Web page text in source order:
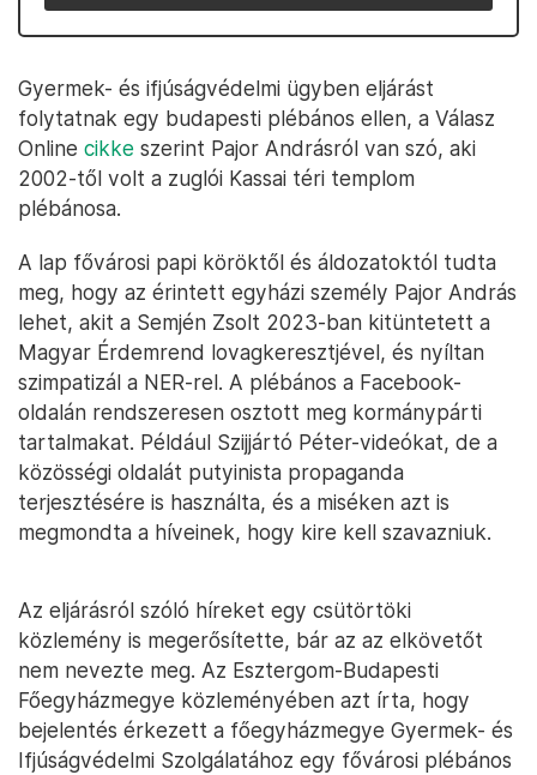
Gyermek- és ifjúságvédelmi ügyben eljárást
folytatnak egy budapesti plébános ellen, a Válasz
Online cikke szerint Pajor Andrásról van szó, aki
2002-től volt a zuglói Kassai téri templom
plébánosa.
A lap fővárosi papi köröktől és áldozatoktól tudta
meg, hogy az érintett egyházi személy Pajor András
lehet, akit a Semjén Zsolt 2023-ban kitüntetett a
Magyar Érdemrend lovagkeresztjével, és nyíltan
szimpatizál a NER-rel. A plébános a Facebook-
oldalán rendszeresen osztott meg kormánypárti
tartalmakat. Például Szijjártó Péter-videókat, de a
közösségi oldalát putyinista propaganda
terjesztésére is használta, és a miséken azt is
megmondta a híveinek, hogy kire kell szavazniuk.
Az eljárásról szóló híreket egy csütörtöki
közlemény is megerősítette, bár az az elkövetőt
nem nevezte meg. Az Esztergom-Budapesti
Főegyházmegye közleményében azt írta, hogy
bejelentés érkezett a főegyházmegye Gyermek- és
Ifjúságvédelmi Szolgálatához egy fővárosi plébános